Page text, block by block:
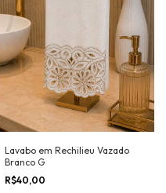
Lavabo em Rechilieu Vazado
Branco G
R$40,00